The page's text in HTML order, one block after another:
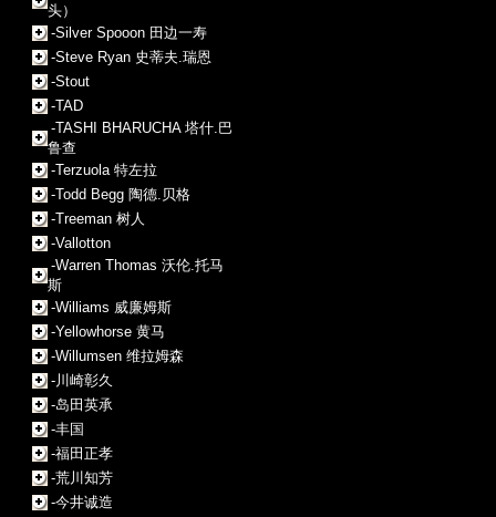
头）
-Silver Spooon 田边一寿
-Steve Ryan 史蒂夫.瑞恩
-Stout
-TAD
-TASHI BHARUCHA 塔什.巴
鲁查
-Terzuola 特左拉
-Todd Begg 陶德.贝格
-Treeman 树人
-Vallotton
-Warren Thomas 沃伦.托马
斯
-Williams 威廉姆斯
-Yellowhorse 黄马
-Willumsen 维拉姆森
-川崎彰久
-岛田英承
-丰国
-福田正孝
-荒川知芳
-今井诚造